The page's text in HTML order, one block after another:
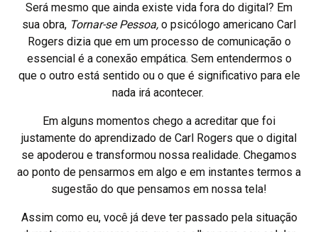
Será mesmo que ainda existe vida fora do digital? Em
sua obra, Tornar-se Pessoa, o psicólogo americano Carl
Rogers dizia que em um processo de comunicação o
essencial é a conexão empática. Sem entendermos o
que o outro está sentido ou o que é significativo para ele
nada irá acontecer.
Em alguns momentos chego a acreditar que foi
justamente do aprendizado de Carl Rogers que o digital
se apoderou e transformou nossa realidade. Chegamos
ao ponto de pensarmos em algo e em instantes termos a
sugestão do que pensamos em nossa tela!
Assim como eu, você já deve ter passado pela situação